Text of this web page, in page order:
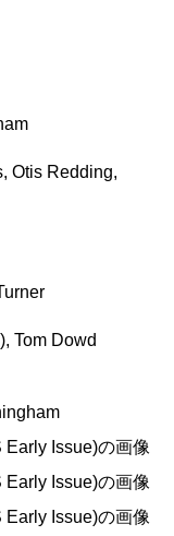
Otis Redding,
Tom Dowd